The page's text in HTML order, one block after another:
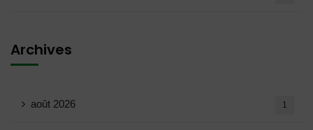
Archives
août 2026 1